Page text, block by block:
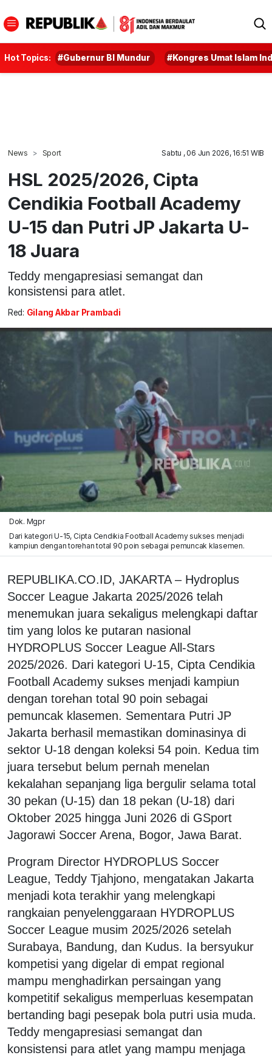
Hot Topics: #Gubernur BI Mundur #Kongres Umat Islam
News Sport Sabtu , 06 Jun 2026, 16:51 WIB
HSL 2025/2026, Cipta
Cendikia Football Academy
U-15 dan Putri JP Jakarta U-
18 Juara
Teddy mengapresiasi semangat dan
konsistensi para atlet.
Red: Gilang Akbar Prambadi
Dok. Mgpr
Dari kategori U-15, Cipta Cendikia Football Academy sukses menjadi
kampiun dengan torehan total 90 poin sebagai pemuncak klasemen.
REPUBLIKA.CO.ID, JAKARTA – Hydroplus
Soccer League Jakarta 2025/2026 telah
menemukan juara sekaligus melengkapi daftar
tim yang lolos ke putaran nasional
HYDROPLUS Soccer League All-Stars
2025/2026. Dari kategori U-15, Cipta Cendikia
Football Academy sukses menjadi kampiun
dengan torehan total 90 poin sebagai
pemuncak klasemen. Sementara Putri JP
Jakarta berhasil memastikan dominasinya di
sektor U-18 dengan koleksi 54 poin. Kedua tim
juara tersebut belum pernah menelan
kekalahan sepanjang liga bergulir selama total
30 pekan (U-15) dan 18 pekan (U-18) dari
Oktober 2025 hingga Juni 2026 di GSport
Jagorawi Soccer Arena, Bogor, Jawa Barat.
Program Director HYDROPLUS Soccer
League, Teddy Tjahjono, mengatakan Jakarta
menjadi kota terakhir yang melengkapi
rangkaian penyelenggaraan HYDROPLUS
Soccer League musim 2025/2026 setelah
Surabaya, Bandung, dan Kudus. Ia bersyukur
kompetisi yang digelar di empat regional
mampu menghadirkan persaingan yang
kompetitif sekaligus memperluas kesempatan
bertanding bagi pesepak bola putri usia muda.
Teddy mengapresiasi semangat dan
konsistensi para atlet yang mampu menjaga